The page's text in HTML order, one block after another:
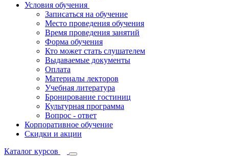
Условия обучения
Записаться на обучение
Место проведения обучения
Время проведения занятий
Форма обучения
Кто может стать слушателем
Выдаваемые документы
Оплата
Материалы лекторов
Учебная литература
Бронирование гостиниц
Культурная программа
Вопрос - ответ
Корпоративное обучение
Скидки и акции
Каталог курсов